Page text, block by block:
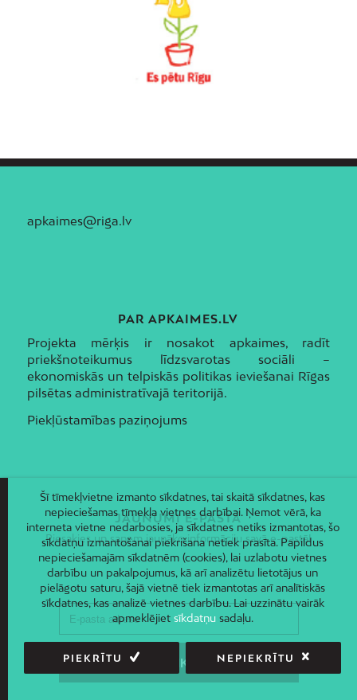
apkaimes@riga.lv
PAR APKAIMES.LV
Projekta mērķis ir nosakot apkaimes, radīt
priekšnoteikumus līdzsvarotas sociāli –
ekonomiskās un telpiskās politikas ieviešanai Rīgas
pilsētas administratīvajā teritorijā.
Piekļūstamības paziņojums
JAUNUMI E-PASTĀ
Piesakies un saņem jaunāko informāciju savā e-pastā!
Šī tīmekļvietne izmanto sīkdatnes, tai skaitā sīkdatnes, kas
nepieciešamas tīmekļa vietnes darbībai. Ņemot vērā, ka
interneta vietne nedarbosies, ja sīkdatnes netiks izmantotas, šo
sīkdatņu izmantošanai piekrišana netiek prasīta. Papildus
nepieciešamajām sīkdatnēm (cookies), lai uzlabotu vietnes
darbību un pakalpojumus, kā arī analizētu lietotājus un
pielāgotu saturu, šajā vietnē tiek izmantotas arī analītiskās
sīkdatnes, kas analizē vietnes darbību. Lai uzzinātu vairāk
apmeklējiet sīkdatņusadaļu.
PIEKRĪTU NEPIEKRĪTU